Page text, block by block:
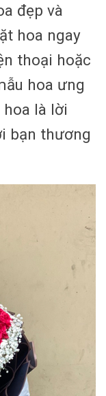
đẹp và
hoa ngay
thoại hoặc
hoa ưng
là lời
bạn thương